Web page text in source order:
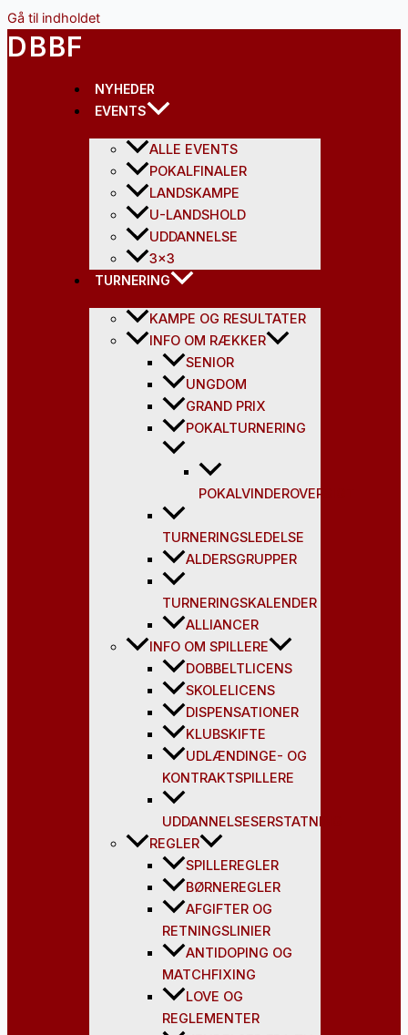
Gå til indholdet
DBBF
NYHEDER
EVENTS
ALLE EVENTS
POKALFINALER
LANDSKAMPE
U-LANDSHOLD
UDDANNELSE
3×3
TURNERING
KAMPE OG RESULTATER
INFO OM RÆKKER
SENIOR
UNGDOM
GRAND PRIX
POKALTURNERING
POKALVINDEROVERSIGT
TURNERINGSLEDELSE
ALDERSGRUPPER
TURNERINGSKALENDER
ALLIANCER
INFO OM SPILLERE
DOBBELTLICENS
SKOLELICENS
DISPENSATIONER
KLUBSKIFTE
UDLÆNDINGE- OG
KONTRAKTSPILLERE
UDDANNELSESERSTATNING
REGLER
SPILLEREGLER
BØRNEREGLER
AFGIFTER OG
RETNINGSLINIER
ANTIDOPING OG
MATCHFIXING
LOVE OG
REGLEMENTER